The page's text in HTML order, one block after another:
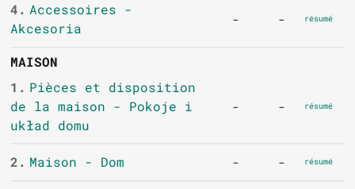
4. Accessoires -
Akcesoria
- - résumé
MAISON
1. Pièces et disposition
de la maison - Pokoje i
układ domu
- - résumé
2. Maison - Dom - - résumé